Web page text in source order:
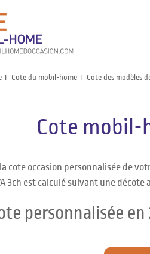
Cote du mobil-home Cote des modèles
Cote mobil-
cote occasion personnalisée de
3ch est calculé suivant une
personnalisée en